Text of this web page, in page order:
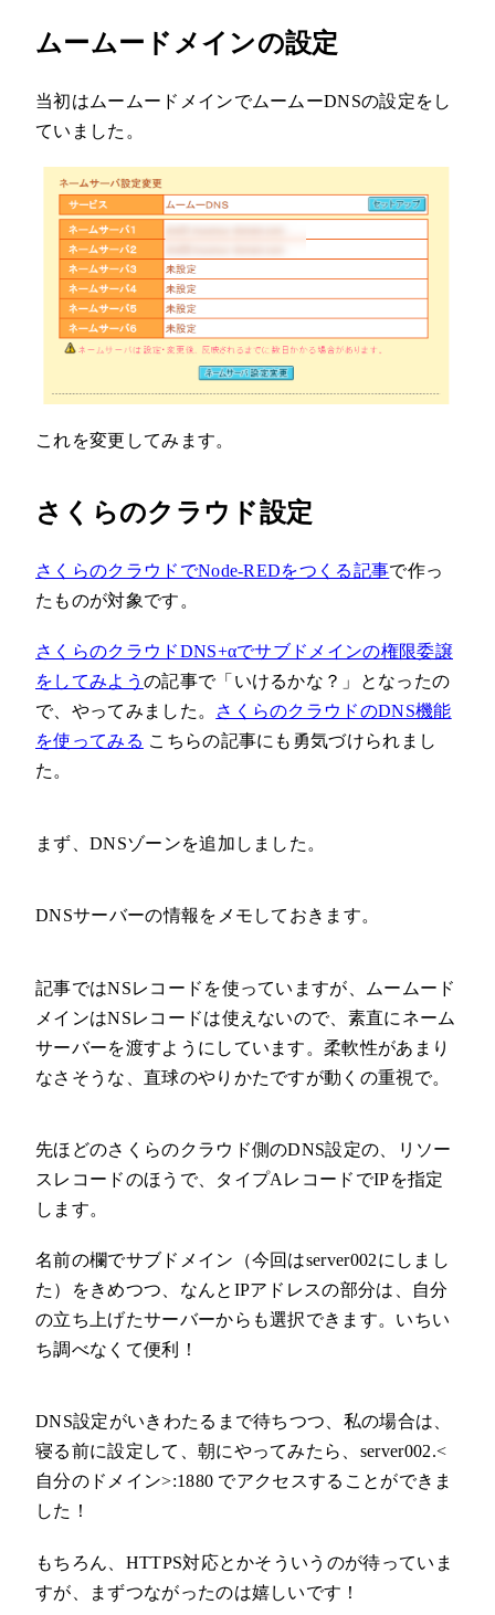
ムームードメインの設定
当初はムームードメインでムームーDNSの設定をし
ていました。
これを変更してみます。
さくらのクラウド設定
さくらのクラウドでNode-REDをつくる記事で作っ
たものが対象です。
さくらのクラウドDNS+αでサブドメインの権限委譲
をしてみよう の記事で「いけるかな？」となったの
で、やってみました。
さくらのクラウドのDNS機能
を使ってみる こちらの記事にも勇気づけられまし
た。
まず、DNSゾーンを追加しました。
DNSサーバーの情報をメモしておきます。
記事ではNSレコードを使っていますが、ムームード
メインはNSレコードは使えないので、素直にネーム
サーバーを渡すようにしています。柔軟性があまり
なさそうな、直球のやりかたですが動くの重視で。
先ほどのさくらのクラウド側のDNS設定の、リソー
スレコードのほうで、タイプAレコードでIPを指定
します。
名前の欄でサブドメイン（今回はserver002にしまし
た）をきめつつ、なんとIPアドレスの部分は、自分
の立ち上げたサーバーからも選択できます。いちい
ち調べなくて便利！
DNS設定がいきわたるまで待ちつつ、私の場合は、
寝る前に設定して、朝にやってみたら、server002.<
自分のドメイン>:1880 でアクセスすることができま
した！
もちろん、HTTPS対応とかそういうのが待っていま
すが、まずつながったのは嬉しいです！